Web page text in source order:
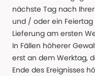
nächste Tag nach
und / oder ein
Lieferung am ersten
In Fällen höherer
erst an dem Werktag,
Ende des Ereignisses